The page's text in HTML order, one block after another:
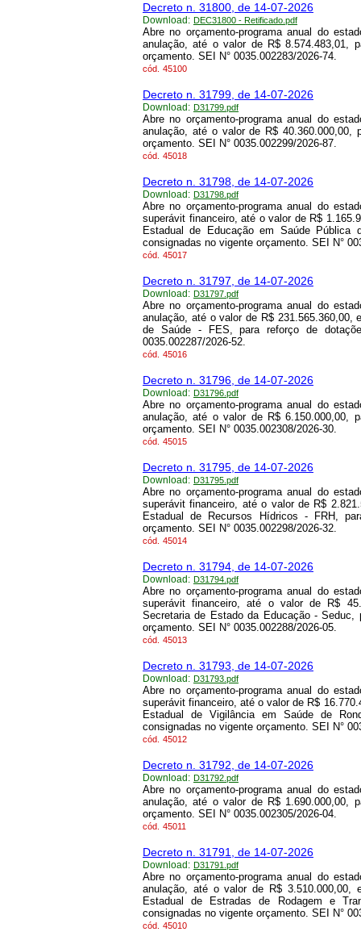
Decreto n. 31800, de 14-07-2026
Download: DEC31800 - Retificado.pdf
Abre no orçamento-programa anual do
anulação, até o valor de R$ 8.574.483,01,
orçamento. SEI N° 0035.002283/2026-74.
cód. 45100
Decreto n. 31799, de 14-07-2026
Download: D31799.pdf
Abre no orçamento-programa anual do
anulação, até o valor de R$ 40.360.000,00,
orçamento. SEI N° 0035.002299/2026-87.
cód. 45018
Decreto n. 31798, de 14-07-2026
Download: D31798.pdf
Abre no orçamento-programa anual do
superávit financeiro, até o valor de R$
Estadual de Educação em Saúde Pública
consignadas no vigente orçamento. SEI N°
cód. 45017
Decreto n. 31797, de 14-07-2026
Download: D31797.pdf
Abre no orçamento-programa anual do
anulação, até o valor de R$ 231.565.360,00,
de Saúde - FES, para reforço de
0035.002287/2026-52.
cód. 45016
Decreto n. 31796, de 14-07-2026
Download: D31796.pdf
Abre no orçamento-programa anual do
anulação, até o valor de R$ 6.150.000,00,
orçamento. SEI N° 0035.002308/2026-30.
cód. 45015
Decreto n. 31795, de 14-07-2026
Download: D31795.pdf
Abre no orçamento-programa anual do
superávit financeiro, até o valor de R$
Estadual de Recursos Hídricos - FRH,
orçamento. SEI N° 0035.002298/2026-32.
cód. 45014
Decreto n. 31794, de 14-07-2026
Download: D31794.pdf
Abre no orçamento-programa anual do
superávit financeiro, até o valor de R$
Secretaria de Estado da Educação -
orçamento. SEI N° 0035.002288/2026-05.
cód. 45013
Decreto n. 31793, de 14-07-2026
Download: D31793.pdf
Abre no orçamento-programa anual do
superávit financeiro, até o valor de R$
Estadual de Vigilância em Saúde de
consignadas no vigente orçamento. SEI N°
cód. 45012
Decreto n. 31792, de 14-07-2026
Download: D31792.pdf
Abre no orçamento-programa anual do
anulação, até o valor de R$ 1.690.000,00,
orçamento. SEI N° 0035.002305/2026-04.
cód. 45011
Decreto n. 31791, de 14-07-2026
Download: D31791.pdf
Abre no orçamento-programa anual do
anulação, até o valor de R$ 3.510.000,00,
Estadual de Estradas de Rodagem e
consignadas no vigente orçamento. SEI N°
cód. 45010